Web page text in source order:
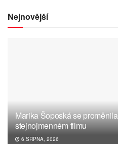
Nejnovější
Marika Šoposká se
stejnojmenném filmu
6 SRPNA, 2026